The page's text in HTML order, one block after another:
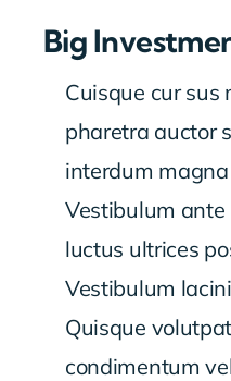
Big
Cuisque cur sus
pharetra auctor
interdum
Vestibulum
luctus ultrices
Vestibulum
Quisque
condimentum